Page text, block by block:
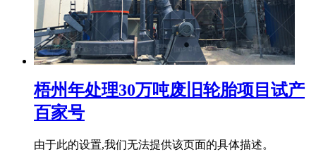
梧州年处理30万吨废旧轮胎项目试产
百家号
由于此的设置,我们无法提供该页面的具体描述。